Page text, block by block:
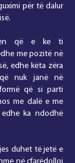
për të dalur
që e ke ti
me pozitë në
edhe këta zëra
nuk janë në
që si parti
me dalë e me
ka ndodhë
duhet të jetë e